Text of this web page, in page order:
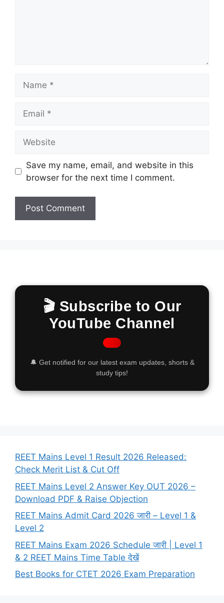
Save my name, email, and website in this
browser for the next time I comment.
🎬 Subscribe to Our
YouTube Channel
🔔 Get notified for our latest exam updates, shorts &
study tips!
REET Mains Level 1 Result 2026 Released:
Check Merit List & Cut Off
REET Mains Level 2 Answer Key OUT 2026 –
Download PDF & Raise Objection
REET Mains Admit Card 2026 जारी – Level 1 &
Level 2
REET Mains Exam 2026 Schedule जारी | Level 1
& 2 REET Mains Time Table देखें
Best Books for CTET 2026 Exam Preparation